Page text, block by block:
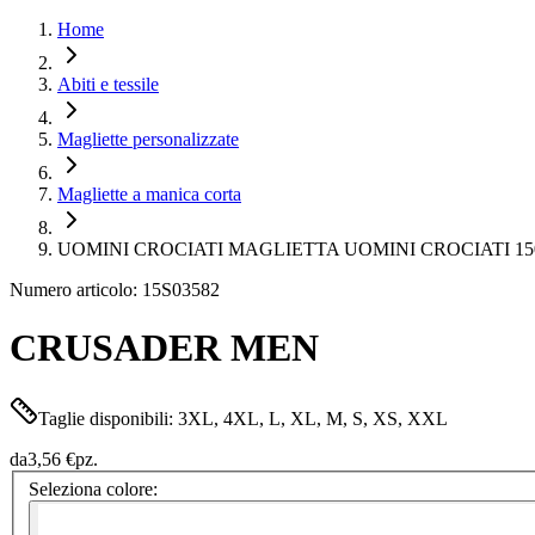
Home
Abiti e tessile
Magliette personalizzate
Magliette a manica corta
UOMINI CROCIATI MAGLIETTA UOMINI CROCIATI
Numero articolo: 15S03582
CRUSADER MEN
Taglie disponibili: 3XL, 4XL, L, XL, M, S, XS, XXL
da3,56 €pz.
Seleziona colore: